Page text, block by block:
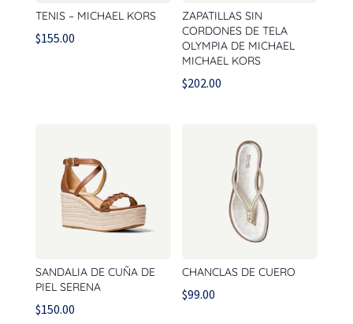
TENIS – MICHAEL KORS
$155.00
ZAPATILLAS SIN
CORDONES DE TELA
OLYMPIA DE MICHAEL
MICHAEL KORS
$202.00
SANDALIA DE CUÑA DE
PIEL SERENA
$150.00
CHANCLAS DE CUERO
$99.00